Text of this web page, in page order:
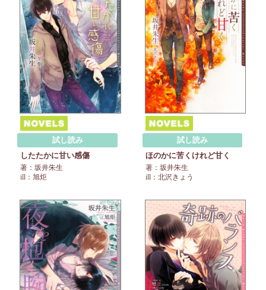
試し読み
したたかに甘い感傷
著：坂井朱生
ill：旭炬
試し読み
ほのかに苦くけれど甘く
著：坂井朱生
ill：北沢きょう